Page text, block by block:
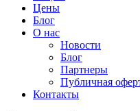
Цены
Блог
О нас
Новости
Блог
Партнеры
Публичная
Контакты